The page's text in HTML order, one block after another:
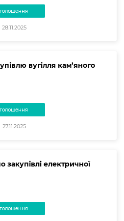
28.11.2025
вугілля кам’яного
27.11.2025
електричної